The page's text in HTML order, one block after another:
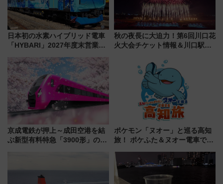
日本初の水素ハイブリッド電車
「HYBARI」2027年度末営業運
で水素利活用が加速
秋の夜長に大迫力！第6回川口花
火大会チケット情報＆川口駅か
京成電鉄が押上～成田空港を結
ぶ新型有料特急「3900形」のコ
ポケモン「ヌオー」と巡る高知
旅！ ポケふた＆ヌオー電車で楽
路の絶景と絶品グルメを満喫！
（7月18日スタート）